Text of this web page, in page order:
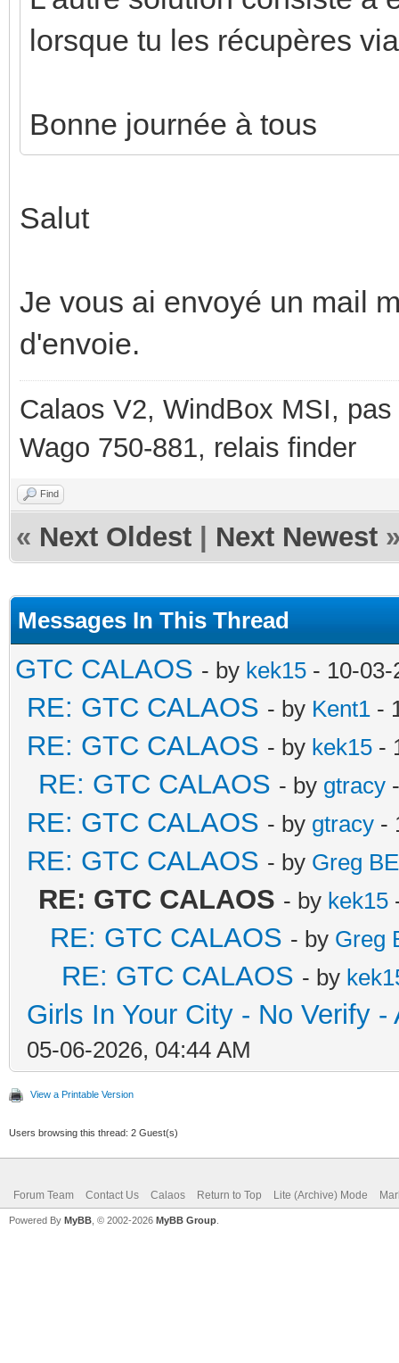
lorsque tu les récupères
Bonne journée à tous
Salut
Je vous ai envoyé un mail
d'envoie.
Calaos V2, WindBox MSI,
Wago 750-881, relais finder
Find
« Next Oldest Next Newest
Messages In This Thread
GTC CALAOS - by kek15 - 10-
RE: GTC CALAOS - by Kent1 -
RE: GTC CALAOS - by kek15 -
RE: GTC CALAOS - by gtracy
RE: GTC CALAOS - by gtracy -
RE: GTC CALAOS - by Greg BE
RE: GTC CALAOS - by kek15
RE: GTC CALAOS - by Greg
RE: GTC CALAOS - by
Girls In Your City - No Verify
05-06-2026, 04:44 AM
View a Printable Version
Users browsing this thread: 2 Guest(s)
Forum Team Contact Us Calaos Return to Top Lite (Archive) Mode
Powered By MyBB , © 2002-2026 MyBB Group